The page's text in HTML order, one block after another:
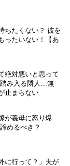
ちたくない？ 彼を
ったいない！【あ
絶対悪いと思って
み入る隣人…無
止まらない
が義母に怒り爆
めるべき？
に行って？」夫が